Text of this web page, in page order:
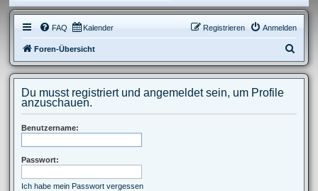
FAQ Kalender Anmelden
Registrieren
Foren-Übersicht
u
e
Du musst registriert und angemeldet sein, um Profile
anzuschauen.
Benutzername:
Passwort:
Ich habe mein Passwort vergessen